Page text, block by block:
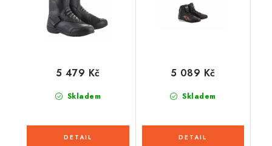
Skladem
5 479 Kč
Skladem
5 089 Kč